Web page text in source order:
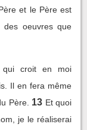
et le Père est
oeuvres que
qui croit en moi
Il en fera même
Père. 13 Et quoi
je le réaliserai